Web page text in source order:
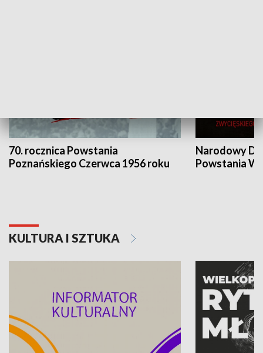
70. rocznica Powstania
Poznańskiego Czerwca 1956 roku
Narodowy
Powstania
KULTURA I SZTUKA